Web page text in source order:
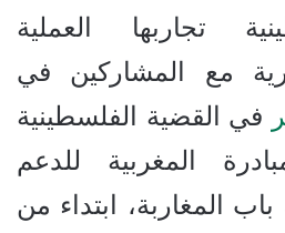
تجاربها العملية
مع المشاركين في
في القضية الفلسطينية
المغربية للدعم
باب المغاربة، ابتداء من